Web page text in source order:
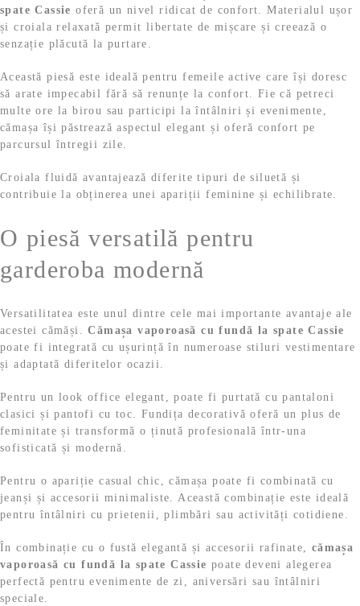
spate Cassie oferă un nivel ridicat de confort. Materialul ușor
și croiala relaxată permit libertate de mișcare și creează o
senzație plăcută la purtare.
Această piesă este ideală pentru femeile active care își doresc
să arate impecabil fără să renunțe la confort. Fie că petreci
multe ore la birou sau participi la întâlniri și evenimente,
cămașa își păstrează aspectul elegant și oferă confort pe
parcursul întregii zile.
Croiala fluidă avantajează diferite tipuri de siluetă și
contribuie la obținerea unei apariții feminine și echilibrate.
O piesă versatilă pentru
garderoba modernă
Versatilitatea este unul dintre cele mai importante avantaje ale
acestei cămăși.Cămașa vaporoasă cu fundă la spate Cassie
poate fi integrată cu ușurință în numeroase stiluri vestimentare
și adaptată diferitelor ocazii.
Pentru un look office elegant, poate fi purtată cu pantaloni
clasici și pantofi cu toc. Fundița decorativă oferă un plus de
feminitate și transformă o ținută profesională într-una
sofisticată și modernă.
Pentru o apariție casual chic, cămașa poate fi combinată cu
jeanși și accesorii minimaliste. Această combinație este ideală
pentru întâlniri cu prietenii, plimbări sau activități cotidiene.
În combinație cu o fustă elegantă și accesorii rafinate, cămașa
vaporoasă cu fundă la spate Cassie poate deveni alegerea
perfectă pentru evenimente de zi, aniversări sau întâlniri
speciale.